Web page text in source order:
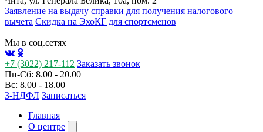
Заявление на выдачу справки для получения налогового
вычета Cкидка на ЭхоКГ для спортсменов
Мы в соц.сетях
+7 (3022) 217-112 Заказать звонок
Пн-Сб: 8.00 - 20.00
Вс: 8.00 - 18.00
3-НДФЛ Записаться
Главная
О центре